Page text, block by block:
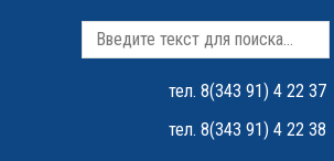
тел. 8(343 91) 4 22 37
тел. 8(343 91) 4 22 38